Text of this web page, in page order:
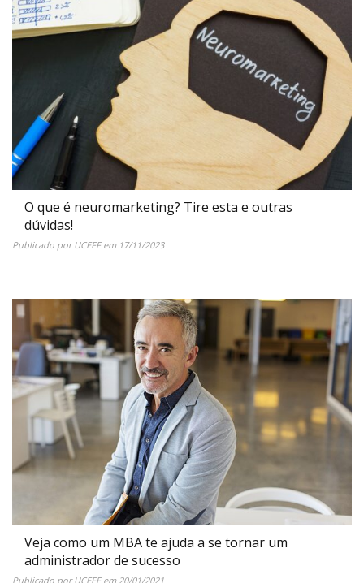
O que é neuromarketing? Tire esta e outras
dúvidas!
Publicado porUCEFFem 17/11/2023
Veja como um MBA te ajuda a se tornar um
administrador de sucesso
Publicado porUCEFFem 20/01/2021